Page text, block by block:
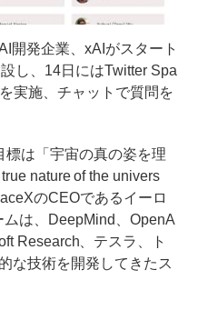
開発企業、xAIがスタート
し、14日にはTwitter Spa
実施、チャットで質問を
標は「宇宙の真の姿を理
nature of the univers
のCEOであるイーロ
は、DeepMind、OpenA
Research、テスラ、ト
な技術を開発してきたス